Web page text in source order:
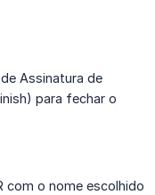
Assinatura de
para fechar o
com o nome escolhido